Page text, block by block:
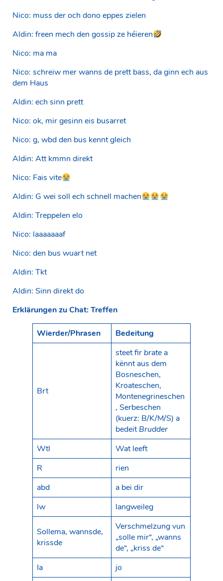
Nico: muss der och dono eppes zielen
Aldin: freen mech den gossip ze héieren
Nico: ma ma
Nico: schreiw mer wanns de prett bass, da ginn ech aus
dem Haus
Aldin: ech sinn prett
Nico: ok, mir gesinn eis busarret
Nico: g, wbd den bus kennt gleich
Aldin: Att kmmn direkt
Nico: Fais vite
Aldin: G wei soll ech schnell machen
Aldin: Treppelen elo
Nico: laaaaaaaf
Nico: den bus wuart net
Aldin: Tkt
Aldin: Sinn direkt do
Erklärungen zu Chat: Treffen
Wierder/Phrasen Bedeitung
Brt
steet fir brate a
kënnt aus dem
Bosneschen,
Kroateschen,
Montenegrineschen
, Serbeschen
(kuerz: B/K/M/S) a
bedeitBrudder
Wtl
Wat leeft
R
rien
abd
a bei dir
lw
langweileg
Sollema, wannsde,
krissde
Verschmelzung vun
„solle mir“, „wanns
de“, „kriss de“
Ia
jo